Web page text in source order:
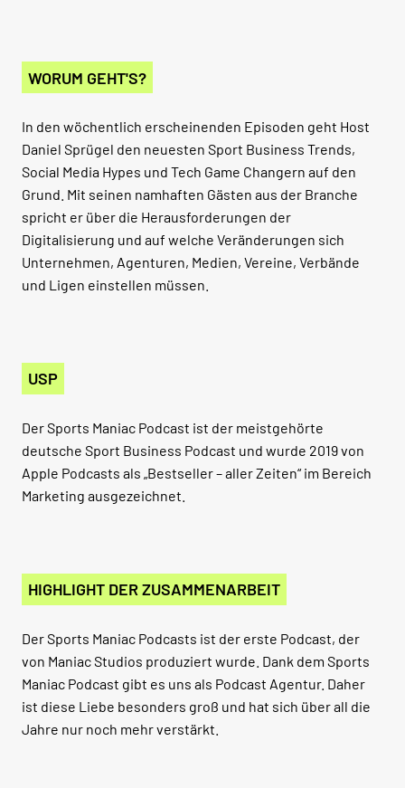
WORUM GEHT'S?
In den wöchentlich erscheinenden Episoden geht Host
Daniel Sprügel den neuesten Sport Business Trends,
Social Media Hypes und Tech Game Changern auf den
Grund. Mit seinen namhaften Gästen aus der Branche
spricht er über die Herausforderungen der
Digitalisierung und auf welche Veränderungen sich
Unternehmen, Agenturen, Medien, Vereine, Verbände
und Ligen einstellen müssen.
USP
Der Sports Maniac Podcast ist der meistgehörte
deutsche Sport Business Podcast und wurde 2019 von
Apple Podcasts als „Bestseller – aller Zeiten“ im Bereich
Marketing ausgezeichnet.
HIGHLIGHT DER ZUSAMMENARBEIT
Der Sports Maniac Podcasts ist der erste Podcast, der
von Maniac Studios produziert wurde. Dank dem Sports
Maniac Podcast gibt es uns als Podcast Agentur. Daher
ist diese Liebe besonders groß und hat sich über all die
Jahre nur noch mehr verstärkt.